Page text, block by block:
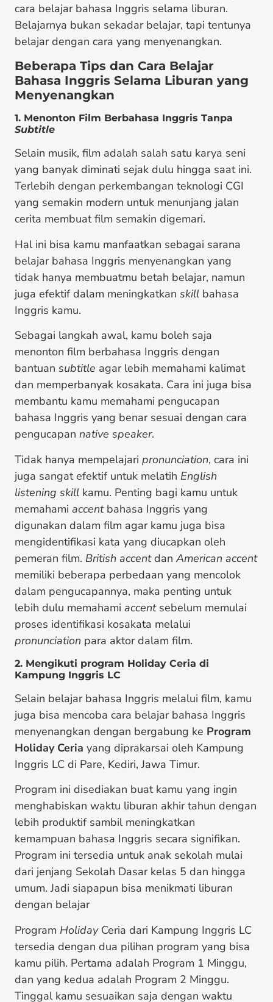
cara belajar bahasa Inggris selama liburan.
Belajarnya bukan sekadar belajar, tapi tentunya
belajar dengan cara yang menyenangkan.
Beberapa Tips dan Cara Belajar
Bahasa Inggris Selama Liburan yang
Menyenangkan
1. Menonton Film Berbahasa Inggris Tanpa
Subtitle
Selain musik, film adalah salah satu karya seni
yang banyak diminati sejak dulu hingga saat ini.
Terlebih dengan perkembangan teknologi CGI
yang semakin modern untuk menunjang jalan
cerita membuat film semakin digemari.
Hal ini bisa kamu manfaatkan sebagai sarana
belajar bahasa Inggris menyenangkan yang
tidak hanya membuatmu betah belajar, namun
juga efektif dalam meningkatkan skill bahasa
Inggris kamu.
Sebagai langkah awal, kamu boleh saja
menonton film berbahasa Inggris dengan
bantuan subtitle agar lebih memahami kalimat
dan memperbanyak kosakata. Cara ini juga bisa
membantu kamu memahami pengucapan
bahasa Inggris yang benar sesuai dengan cara
pengucapan native speaker.
Tidak hanya mempelajari pronunciation, cara ini
juga sangat efektif untuk melatih English
listening skill kamu. Penting bagi kamu untuk
memahami accentbahasa Inggris yang
digunakan dalam film agar kamu juga bisa
mengidentifikasi kata yang diucapkan oleh
pemeran film. British accentdan American accent
memiliki beberapa perbedaan yang mencolok
dalam pengucapannya, maka penting untuk
lebih dulu memahami accentsebelum memulai
proses identifikasi kosakata melalui
pronunciation para aktor dalam film.
2. Mengikuti program Holiday Ceria di
Kampung Inggris LC
Selain belajar bahasa Inggris melalui film, kamu
juga bisa mencoba cara belajar bahasa Inggris
menyenangkan dengan bergabung ke Program
Holiday Ceria yang diprakarsai oleh Kampung
Inggris LC di Pare, Kediri, Jawa Timur.
Program ini disediakan buat kamu yang ingin
menghabiskan waktu liburan akhir tahun dengan
lebih produktif sambil meningkatkan
kemampuan bahasa Inggris secara signifikan.
Program ini tersedia untuk anak sekolah mulai
dari jenjang Sekolah Dasar kelas 5 dan hingga
umum. Jadi siapapun bisa menikmati liburan
dengan belajar
Program HolidayCeria dari Kampung Inggris LC
tersedia dengan dua pilihan program yang bisa
kamu pilih. Pertama adalah Program 1 Minggu,
dan yang kedua adalah Program 2 Minggu.
Tinggal kamu sesuaikan saja dengan waktu